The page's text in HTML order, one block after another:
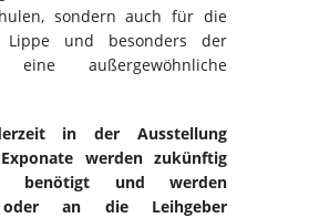
sondern auch für die
und besonders der
eine außergewöhnliche
in der Ausstellung
werden zukünftig
benötigt und werden
oder an die Leihgeber